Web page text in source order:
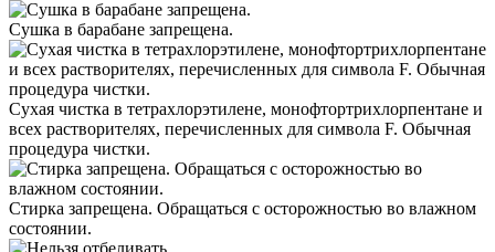
Сушка в барабане запрещена.
Сухая чистка в тетрахлорэтилене, монофтортрихлорпентане и
всех растворителях, перечисленных для символа F. Обычная
процедура чистки.
Стирка запрещена. Обращаться с осторожностью во влажном
состоянии.